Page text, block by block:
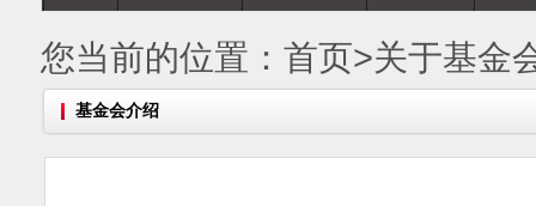
您当前的位置： 首页>关于基金
基金会介绍